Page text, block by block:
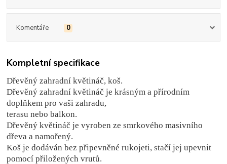
Komentáře 0
Kompletní specifikace
Dřevěný zahradní květináč, koš.
Dřevěný zahradní květináč je krásným a přírodním
doplňkem pro vaši zahradu,
terasu nebo balkon.
Dřevěný květináč je vyroben ze smrkového masivního
dřeva a namořený.
Koš je dodáván bez připevněné rukojeti, stačí jej upevnit
pomocí přiložených vrutů.